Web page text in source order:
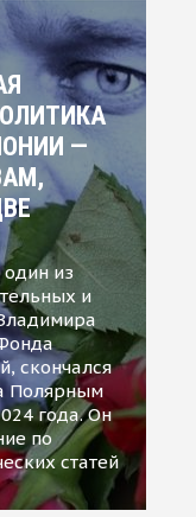
—
из
и
скончался
Полярным
года. Он
по
статей